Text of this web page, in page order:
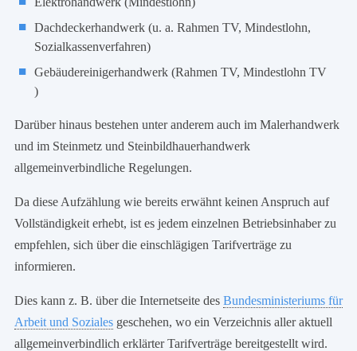
Dachdeckerhandwerk (u. a. Rahmen TV, Mindestlohn,
Sozialkassenverfahren)
Gebäudereinigerhandwerk (Rahmen TV, Mindestlohn TV
)
Darüber hinaus bestehen unter anderem auch im Malerhandwerk
und im Steinmetz und Steinbildhauerhandwerk
allgemeinverbindliche Regelungen.
Da diese Aufzählung wie bereits erwähnt keinen Anspruch auf
Vollständigkeit erhebt, ist es jedem einzelnen Betriebsinhaber zu
empfehlen, sich über die einschlägigen Tarifverträge zu
informieren.
Dies kann z. B. über die Internetseite des Bundesministeriums für
Arbeit und Sozialesgeschehen, wo ein Verzeichnis aller aktuell
allgemeinverbindlich erklärter Tarifverträge bereitgestellt wird.